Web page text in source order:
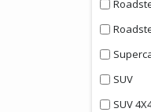
SUV
SUV